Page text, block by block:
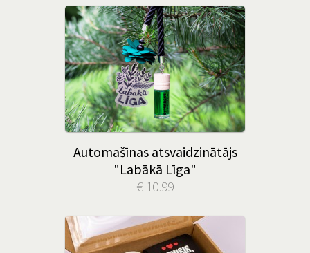
Automašīnas atsvaidzinātājs
"Labākā Līga"
€ 10.99